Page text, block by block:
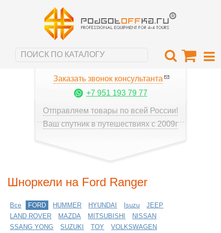
Заказать звонок консультанта
+7 951 193 79 77
Отправляем товары по всей России!
Ваш спутник в путешествиях с 2009г
Шноркели на Ford Ranger
Все FORD HUMMER HYUNDAI Isuzu
JEEP
LAND ROVER
MAZDA MITSUBISHI
NISSAN
SSANG YONG
SUZUKI TOY
VOLKSWAGEN